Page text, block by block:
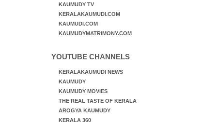
KAUMUDY TV
KERALAKAUMUDI.COM
KAUMUDI.COM
KAUMUDYMATRIMONY.COM
YOUTUBE CHANNELS
KERALAKAUMUDI NEWS
KAUMUDY
KAUMUDY MOVIES
THE REAL TASTE OF KERALA
AROGYA KAUMUDY
KERALA 360